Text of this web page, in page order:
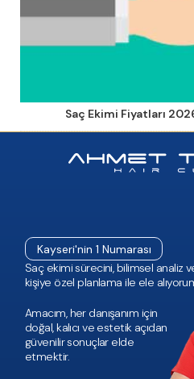
Saç Ekimi Fiyatları
Kayseri'nin 1 Numarası
Saç ekimi sürecini, bilimsel analiz
kişiye özel planlama ile ele
Amacım, her danışanım için
doğal, kalıcı ve estetik açıdan
güvenilir sonuçlar elde
etmektir.